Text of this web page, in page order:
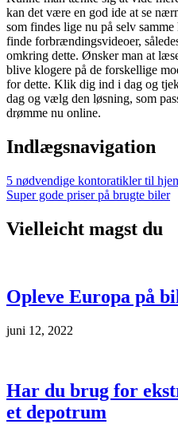
kan det være en god ide at se
som findes lige nu på selv
finde forbrændingsvideoer,
omkring dette. Ønsker man at
blive klogere på de forskellige
for dette. Klik dig ind i dag og
dag og vælg den løsning, som
drømme nu online.
Indlægsnavigation
5 nødvendige kontoratikler til
Super gode priser på brugte biler
Vielleicht magst du
Opleve Europa på
juni 12, 2022
Har du brug for
et depotrum